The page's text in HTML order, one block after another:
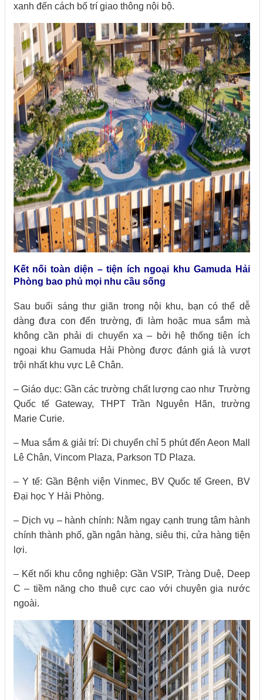
xanh đến cách bố trí giao thông nội bộ.
Kết nối toàn diện – tiện ích ngoại khu Gamuda Hải
Phòng bao phủ mọi nhu cầu sống
Sau buổi sáng thư giãn trong nội khu, bạn có thể dễ
dàng đưa con đến trường, đi làm hoặc mua sắm mà
không cần phải di chuyển xa – bởi hệ thống tiện ích
ngoại khu Gamuda Hải Phòng được đánh giá là vượt
trội nhất khu vực Lê Chân.
– Giáo dục: Gần các trường chất lượng cao như Trường
Quốc tế Gateway, THPT Trần Nguyên Hãn, trường
Marie Curie.
– Mua sắm & giải trí: Di chuyển chỉ 5 phút đến Aeon Mall
Lê Chân, Vincom Plaza, Parkson TD Plaza.
– Y tế: Gần Bệnh viện Vinmec, BV Quốc tế Green, BV
Đại học Y Hải Phòng.
– Dịch vụ – hành chính: Nằm ngay cạnh trung tâm hành
chính thành phố, gần ngân hàng, siêu thị, cửa hàng tiện
lợi.
– Kết nối khu công nghiệp: Gần VSIP, Tràng Duệ, Deep
C – tiềm năng cho thuê cực cao với chuyên gia nước
ngoài.